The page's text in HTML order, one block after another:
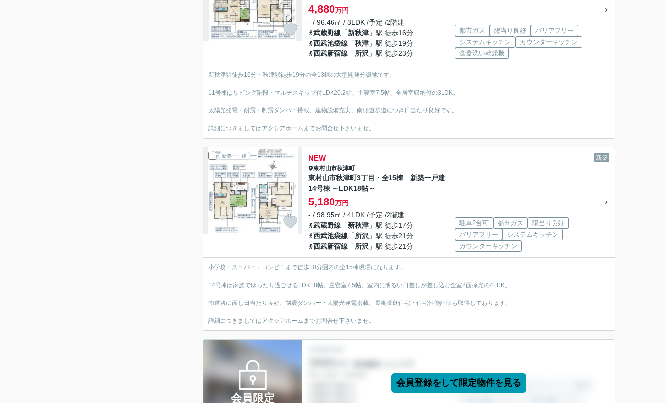
4,880万円
- / 96.46㎡ / 3LDK /予定 /2階建
武蔵野線 「新秋津 」駅 徒歩16分
西武池袋線 「秋津 」駅 徒歩19分
西武新宿線 「所沢 」駅 徒歩23分
都市ガス 陽当り良好
バリアフリー
システムキッチン
カウンターキッチン
食器洗い乾燥機
新秋津駅徒歩16分・秋津駅徒歩19分の全13棟の大型開発分譲地です。
11号棟はリビング階段・マルチスキップ付LDK20.2帖、主寝室7.5帖、全居室収納付の3LDK。
太陽光発電・耐震・制震ダンパー搭載、建物設備充実、南側遊歩道につき日当たり良好です。
詳細につきましてはアクシアホームまでお問合せ下さいませ。
新築一戸建 新築
NEW
東村山市秋津町
東村山市秋津町3丁目・全15棟 新築一戸建
14号棟 ～LDK18帖～
5,180万円
- / 98.95㎡ / 4LDK /予定 /2階建
武蔵野線 「新秋津 」駅 徒歩17分
西武池袋線 「所沢 」駅 徒歩21分
西武新宿線 「所沢 」駅 徒歩21分
駐車2台可 都市ガス
陽当り良好
バリアフリー
システムキッチン
カウンターキッチン
小学校・スーパー・コンビニまで徒歩10分圏内の全15棟現場になります。
14号棟は家族でゆったり過ごせるLDK18帖、主寝室7.5帖、室内に明るい日差しが差し込む全室2面採光の4LDK。
南道路に面し日当たり良好、制震ダンパー・太陽光発電搭載、長期優良住宅・住宅性能評価も取得しております。
詳細につきましてはアクシアホームまでお問合せ下さいませ。
会員限定
会員登録をして限定物件を見る